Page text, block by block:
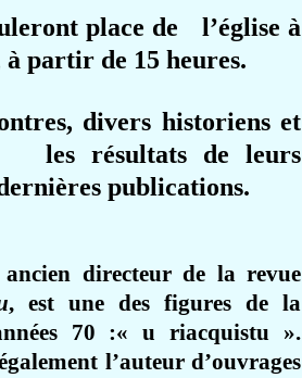
place de l’église à
à partir de 15 heures.
divers historiens et
les résultats de leurs
publications.
directeur de la revue
, est une des figures de la
70 :« u riacquistu ».
l’auteur d’ouvrages